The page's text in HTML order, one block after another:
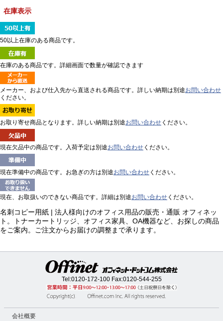
在庫表示
50以上在庫のある商品です。
在庫のある商品です。詳細画面で数量が確認できます
メーカー、および仕入先から直送される商品です。詳しい納期は別途お問い合わせ
ください。
お取り寄せ商品となります。詳しい納期は別途お問い合わせ ください。
現在欠品中の商品です。入荷予定は別途お問い合わせ ください。
現在準備中の商品です。お急ぎの方は別途お問い合わせ ください。
現在、お取扱いのできない商品です。詳細は別途お問い合わせ ください。
名刺コピー用紙 | 法人様向けのオフィス用品の販売・通販 オフィネッ
ト。トナーカートリッジ、オフィス家具、OA機器など、お探しの商品
をご案内。ご注文からお届けの調整まで承ります。
Tel:0120-172-100Fax:0120-544-255
会社概要